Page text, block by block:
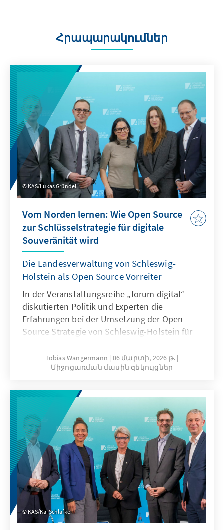
Հրապարակումներ
KAS/Lukas Gründel
Vom Norden lernen: Wie Open Source
zur Schlüsselstrategie für digitale
Souveränität wird
Die Landesverwaltung von Schleswig-
Holstein als Open Source Vorreiter
In der Veranstaltungsreihe „forum digital“
diskutierten Politik und Experten die
Erfahrungen bei der Umsetzung der Open
Source Strategie von Schleswig-Holstein für
an eine Digitale Souveränität und zeigten die
Vorteile für den Wirtschaftsstandort.
Tobias Wangermann
06 մարտի, 2026 թ.
Միջոցառման մասին զեկույցներ
KAS/Kai Schläfke